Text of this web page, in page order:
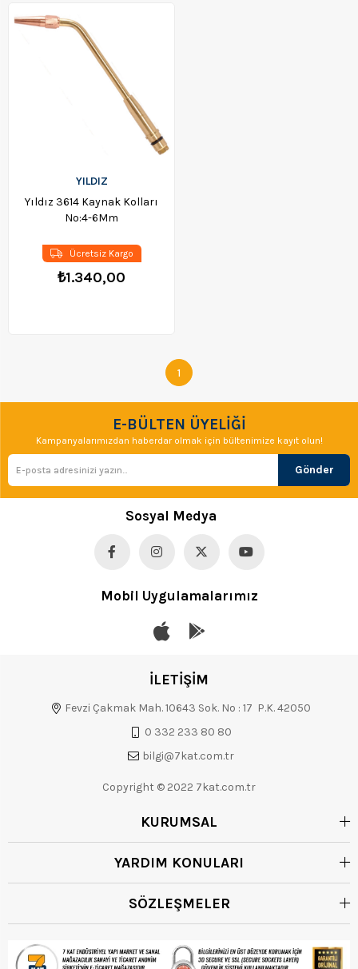
YILDIZ
Yıldız 3614 Kaynak Kolları
No:4-6Mm
₺1.340,00
Ücretsiz Kargo
1
E-BÜLTEN ÜYELİĞİ
Kampanyalarımızdan haberdar olmak için bültenimize kayıt olun!
Gönder
Sosyal Medya
Mobil Uygulamalarımız
İLETİŞİM
Fevzi Çakmak Mah. 10643 Sok. No : 17 P.K. 42050
0 332 233 80 80
bilgi@7kat.com.tr
Copyright © 2022 7kat.com.tr
KURUMSAL
YARDIM KONULARI
SÖZLEŞMELER